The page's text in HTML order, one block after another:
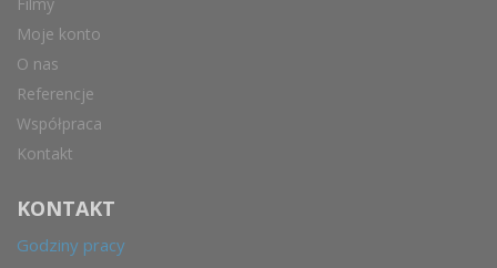
Moje konto
O nas
Referencje
Współpraca
Kontakt
KONTAKT
Godziny pracy